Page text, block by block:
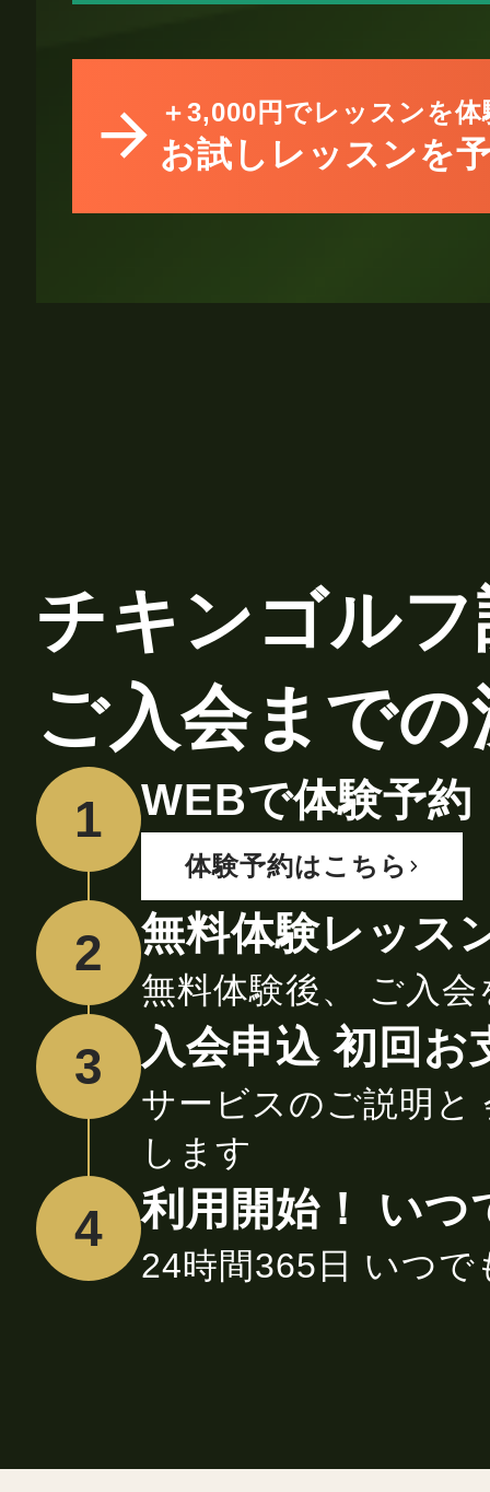
＋3,000円でレッスンを体
お試しレッスンを
チキンゴル
ご入会まで
1 WEBで体験予約
体験予約はこちら
2 無料体験レッス
無料体験後、 ご入
3 入会申込 初回お
サービスのご説明と
します
4 利用開始！ いつ
24時間365日 いつで